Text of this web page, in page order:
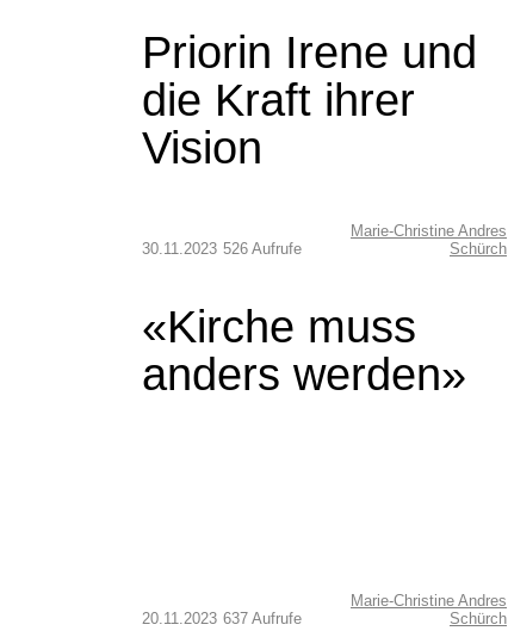
Priorin Irene und
die Kraft ihrer
Vision
30.11.2023 526 Aufrufe
Marie-Christine Andres
Schürch
«Kirche muss
anders werden»
20.11.2023 637 Aufrufe
Marie-Christine Andres
Schürch